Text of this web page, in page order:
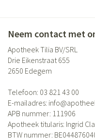
Neem contact met
Apotheek Tilia BV/SRL
Drie Eikenstraat 655
2650 Edegem
Telefoon: 03 821 43 00
E-mailadres: info@
APB nummer: 111906
Apotheek titularis: Ingrid
BTW nummer: